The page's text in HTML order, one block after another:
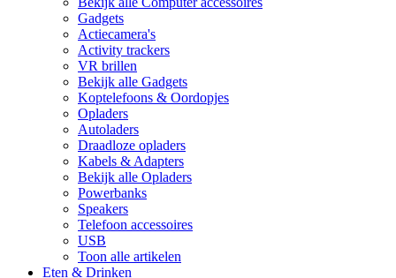
Gadgets
Actiecamera's
Activity trackers
VR brillen
Bekijk alle Gadgets
Koptelefoons & Oordopjes
Opladers
Autoladers
Draadloze opladers
Kabels & Adapters
Bekijk alle Opladers
Powerbanks
Speakers
Telefoon accessoires
USB
Toon alle artikelen
Eten & Drinken